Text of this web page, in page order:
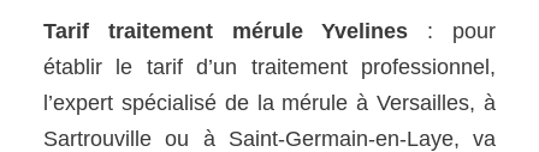
Tarif traitement mérule Yvelines : pour
établir le tarif d’un traitement professionnel,
l’expert spécialisé de la mérule à Versailles, à
Sartrouville ou à Saint-Germain-en-Laye, va